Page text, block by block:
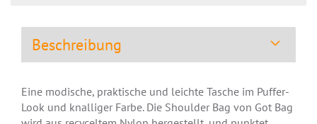
Beschreibung
Eine modische, praktische und leichte Tasche im Puffer-
Look und knalliger Farbe. Die Shoulder Bag von Got Bag